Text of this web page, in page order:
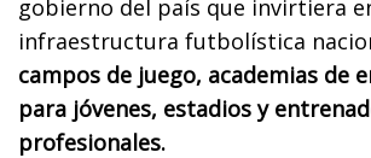
gobierno del país que invirtiera
infraestructura futbolística
campos de juego, academias de
para jóvenes, estadios y
profesionales.